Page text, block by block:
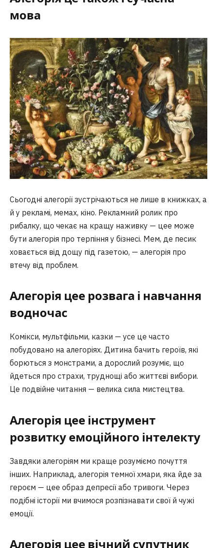
мова
Сьогодні алегорії зустрічаються не лише в книжках, а
й у рекламі, мемах, кіно. Рекламний ролик про
рибалку, що чекає на кращу наживку — цее може
бути алегорія про терпіння у бізнесі. Мем, де песик
ховається від дощу під газетою, — алегорія про
втечу від проблем.
Алегорія цее розвага і навчання
водночас
Комікси, мультфільми, казки — усе це часто
побудовано на алегоріях. Дитина бачить героїв, які
борються з монстрами, а дорослий розуміє, що
йдеться про страхи, труднощі або життєві вибори.
Це подвійне читання — велика сила мистецтва.
Алегорія цее інструмент
розвитку емоційного інтелекту
Завдяки алегоріям ми краще розуміємо почуття
інших. Наприклад, алегорія темної хмари, яка йде за
героєм — цее образ депресії або тривоги. Через
подібні історії ми вчимося розпізнавати свої й чужі
емоції.
Алегорія цее вічний супутник